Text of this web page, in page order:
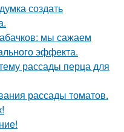
создать
мы сажаем
эффекта.
рассады перца для
рассады томатов.